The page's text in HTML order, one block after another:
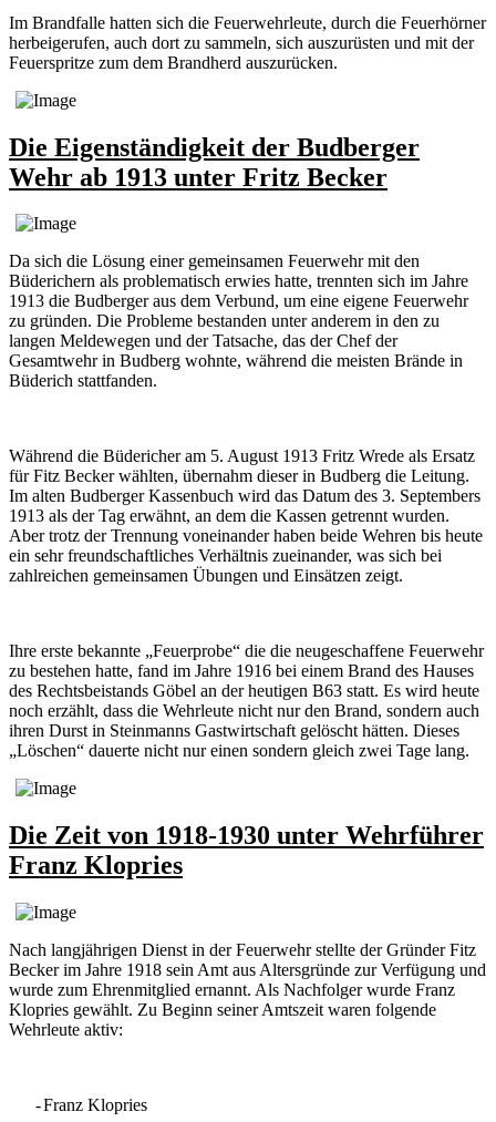
Im Brandfalle hatten sich die Feuerwehrleute, durch die Feuerhörner
herbeigerufen, auch dort zu sammeln, sich auszurüsten und mit der
Feuerspritze zum dem Brandherd auszurücken.
Die Eigenständigkeit der Budberger
Wehr ab 1913 unter Fritz Becker
Da sich die Lösung einer gemeinsamen Feuerwehr mit den
Büderichern als problematisch erwies hatte, trennten sich im Jahre
1913 die Budberger aus dem Verbund, um eine eigene Feuerwehr
zu gründen. Die Probleme bestanden unter anderem in den zu
langen Meldewegen und der Tatsache, das der Chef der
Gesamtwehr in Budberg wohnte, während die meisten Brände in
Büderich stattfanden.
Während die Büdericher am 5. August 1913 Fritz Wrede als Ersatz
für Fitz Becker wählten, übernahm dieser in Budberg die Leitung.
Im alten Budberger Kassenbuch wird das Datum des 3. Septembers
1913 als der Tag erwähnt, an dem die Kassen getrennt wurden.
Aber trotz der Trennung voneinander haben beide Wehren bis heute
ein sehr freundschaftliches Verhältnis zueinander, was sich bei
zahlreichen gemeinsamen Übungen und Einsätzen zeigt.
Ihre erste bekannte „Feuerprobe“ die die neugeschaffene Feuerwehr
zu bestehen hatte, fand im Jahre 1916 bei einem Brand des Hauses
des Rechtsbeistands Göbel an der heutigen B63 statt. Es wird heute
noch erzählt, dass die Wehrleute nicht nur den Brand, sondern auch
ihren Durst in Steinmanns Gastwirtschaft gelöscht hätten. Dieses
„Löschen“ dauerte nicht nur einen sondern gleich zwei Tage lang.
Die Zeit von 1918-1930 unter Wehrführer
Franz Klopries
Nach langjährigen Dienst in der Feuerwehr stellte der Gründer Fitz
Becker im Jahre 1918 sein Amt aus Altersgründe zur Verfügung und
wurde zum Ehrenmitglied ernannt. Als Nachfolger wurde Franz
Klopries gewählt. Zu Beginn seiner Amtszeit waren folgende
Wehrleute aktiv:
-Franz Klopries